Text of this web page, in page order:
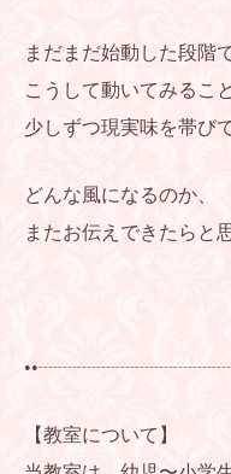
まだまだ始動した段階
こうして動いてみるこ
少しずつ現実味を帯び
どんな風になるのか、
またお伝えできたらと
【教室について】